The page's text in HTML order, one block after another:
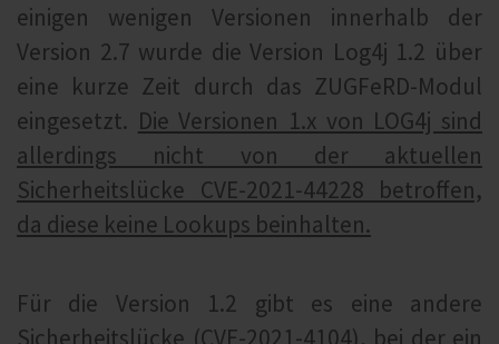
einigen wenigen Versionen innerhalb der
Version 2.7 wurde die Version Log4j 1.2 über
eine kurze Zeit durch das ZUGFeRD-Modul
eingesetzt. Die Versionen 1.x von LOG4j sind
allerdings nicht von der aktuellen
Sicherheitslücke CVE-2021-44228 betroffen,
da diese keine Lookups beinhalten.
Für die Version 1.2 gibt es eine andere
Sicherheitslücke (CVE-2021-4104), bei der ein